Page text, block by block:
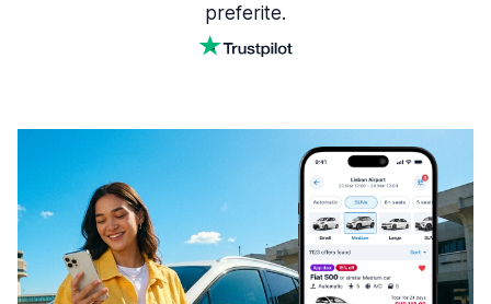
preferite.